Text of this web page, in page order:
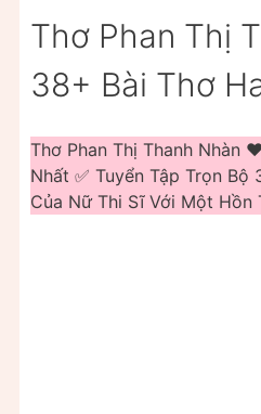
Thơ Phan Thị
38+ Bài Thơ
Thơ Phan Thị Thanh Nhàn
Nhất ✅ Tuyển Tập Trọn
Của Nữ Thi Sĩ Với Một Hồn